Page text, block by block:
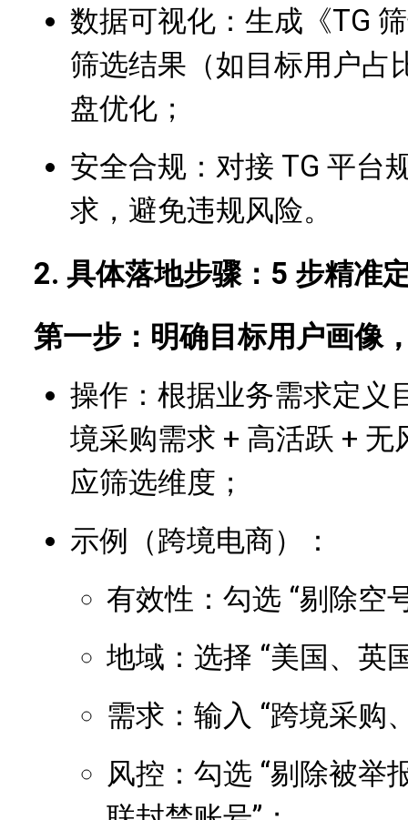
数据可视化：生成《TG
筛选结果（如目标用户占
盘优化；
安全合规：对接 TG 平台
求，避免违规风险。
2. 具体落地步骤：5 步精准
第一步：明确目标用户画像
操作：根据业务需求定义
境采购需求 + 高活跃 + 无
应筛选维度；
示例（跨境电商）：
有效性：勾选 “剔除空
地域：选择 “美国、英
需求：输入 “跨境采购
风控：勾选 “剔除被举